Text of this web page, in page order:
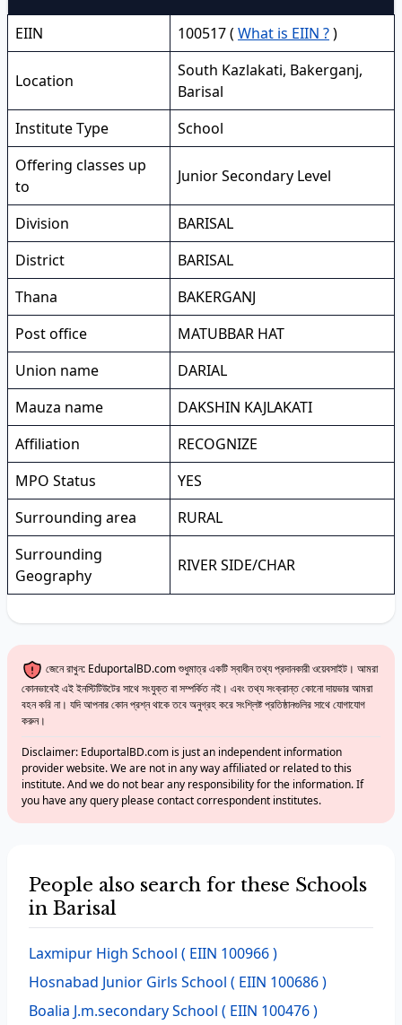
EIIN 100517 ( What is EIIN ?)
Location
South Kazlakati, Bakerganj,
Barisal
Institute Type
School
Offering classes up
to
Junior Secondary Level
Division
BARISAL
District
BARISAL
Thana
BAKERGANJ
Post office
MATUBBAR HAT
Union name
DARIAL
Mauza name
DAKSHIN KAJLAKATI
Affiliation
RECOGNIZE
MPO Status
YES
Surrounding area
RURAL
Surrounding
Geography
RIVER SIDE/CHAR
জেনে রাখুন: EduportalBD.com শুধুমাত্র একটি স্বাধীন তথ্য প্রদানকারী ওয়েবসাইট। আমরা
কোনভাবেই এই ইনস্টিটিউটের সাথে সংযুক্ত বা সম্পর্কিত নই। এবং তথ্য সংক্রান্ত কোনো দায়ভার আমরা
বহন করি না। যদি আপনার কোন প্রশ্ন থাকে তবে অনুগ্রহ করে সংশ্লিষ্ট প্রতিষ্ঠানগুলির সাথে যোগাযোগ
করুন।
Disclaimer: EduportalBD.com is just an independent information
provider website. We are not in any way affiliated or related to this
institute. And we do not bear any responsibility for the information. If
you have any query please contact correspondent institutes.
People also search for these Schools
in Barisal
Laxmipur High School ( EIIN 100966 )
Hosnabad Junior Girls School ( EIIN 100686 )
Boalia J.m.secondary School ( EIIN 100476 )